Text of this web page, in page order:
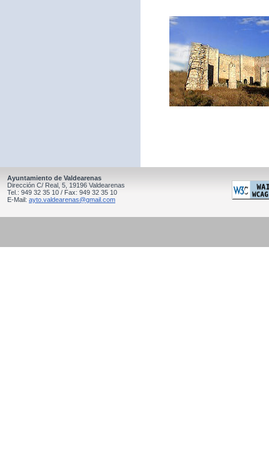
Ayuntamiento de Valdearenas
Dirección C/ Real, 5, 19196 Valdearenas
Tel.: 949 32 35 10 / Fax: 949 32 35 10
E-Mail: ayto.valdearenas@gmail.com